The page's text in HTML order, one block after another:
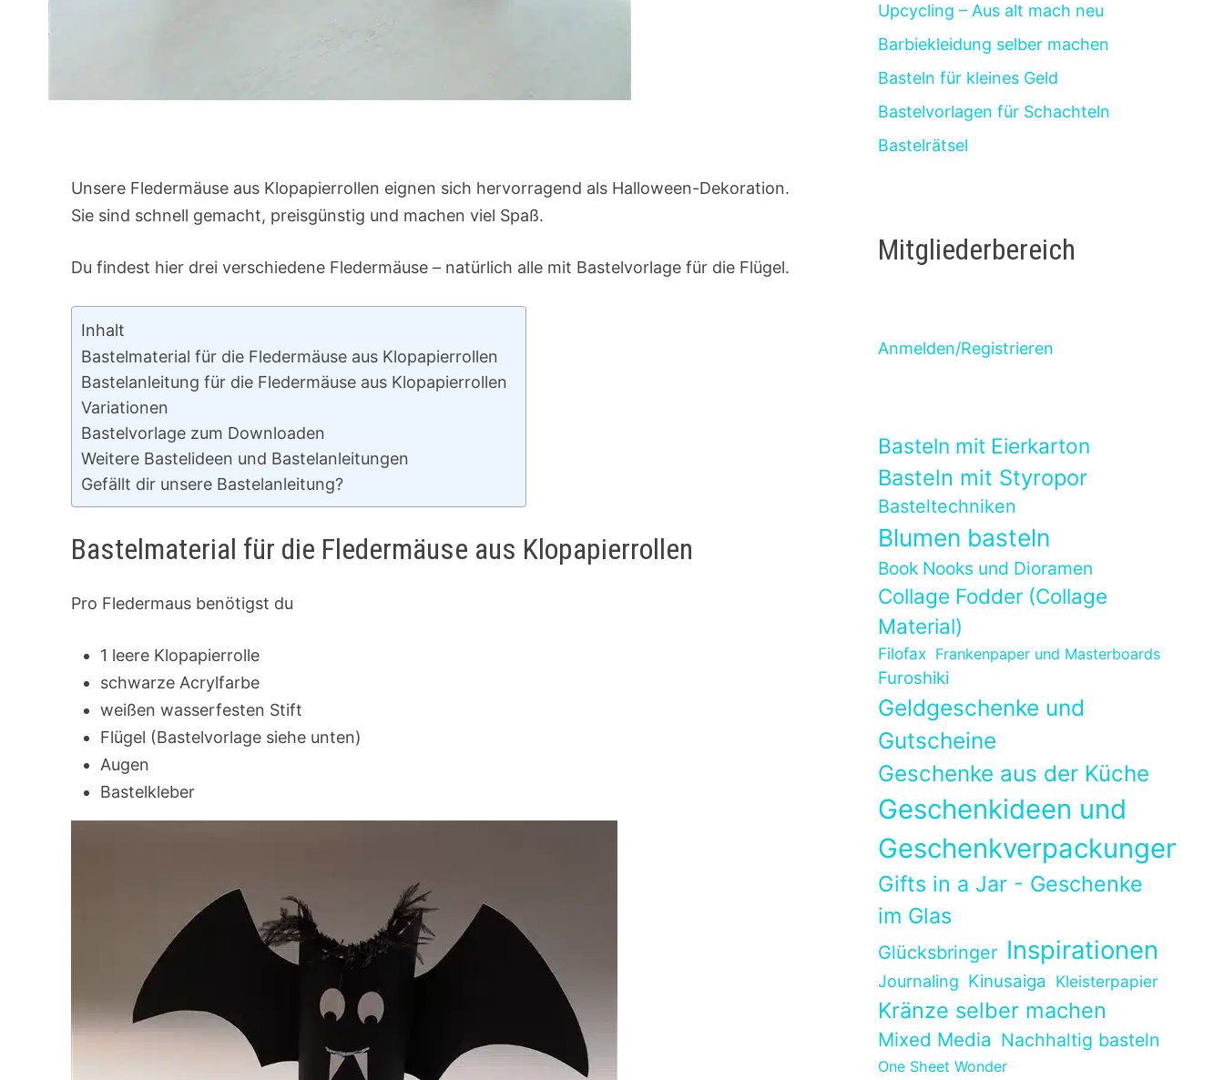
Unsere Fledermäuse aus Klopapierrollen eignen sich hervorragend als Halloween-Dekoration.
Sie sind schnell gemacht, preisgünstig und machen viel Spaß.
Du findest hier drei verschiedene Fledermäuse – natürlich alle mit Bastelvorlage für die Flügel.
Inhalt
Bastelmaterial für die Fledermäuse aus Klopapierrollen
Bastelanleitung für die Fledermäuse aus Klopapierrollen
Variationen
Bastelvorlage zum Downloaden
Weitere Bastelideen und Bastelanleitungen
Gefällt dir unsere Bastelanleitung?
Bastelmaterial für die Fledermäuse aus Klopapierrollen
Pro Fledermaus benötigst du
1 leere Klopapierrolle
schwarze Acrylfarbe
weißen wasserfesten Stift
Flügel (Bastelvorlage siehe unten)
Augen
Bastelkleber
Upcycling – Aus alt mach neu
Barbiekleidung selber machen
Basteln für kleines Geld
Bastelvorlagen für Schachteln
Bastelrätsel
Mitgliederbereich
Anmelden/Registrieren
Basteln mit Eierkarton
Basteln mit Styropor
Basteltechniken
Blumen basteln
Book Nooks und Dioramen
Collage Fodder (Collage
Material)
Filofax Frankenpaper und Masterboards
Furoshiki
Geldgeschenke und
Gutscheine
Geschenke aus der Küche
Geschenkideen und
Geschenkverpackungen
Gifts in a Jar - Geschenke
im Glas
Glücksbringer Inspirationen
Journaling Kinusaiga Kleisterpapier
Kränze selber machen
Mixed Media Nachhaltig basteln
One Sheet Wonder